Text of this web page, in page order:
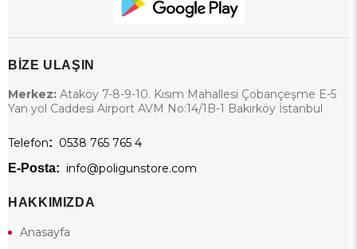
BİZE ULAŞIN
Merkez: Ataköy 7-8-9-10. Kısım Mahallesi Çobançeşme E-5
Yan yol Caddesi Airport AVM No:14/1B-1 Bakırköy İstanbul
Telefon: 0538 765 765 4
E-Posta: info@poligunstore.com
HAKKIMIZDA
Anasayfa